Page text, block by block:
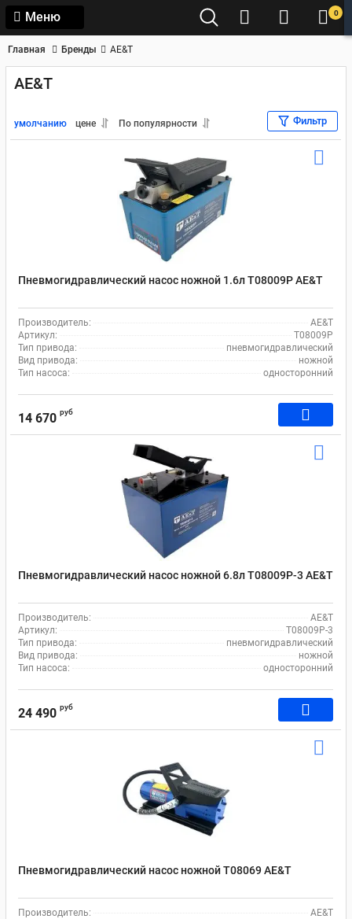
Меню 0
Главная Бренды AE&T
AE&T
умолчанию цене По популярности Фильтр
Пневмогидравлический насос ножной 1.6л T08009P AE&T
Производитель:
AE&T
Артикул:
T08009P
Тип привода:
пневмогидравлический
Вид привода:
ножной
Тип насоса:
односторонний
14 670 руб
Пневмогидравлический насос ножной 6.8л T08009P-3 AE&T
Производитель:
AE&T
Артикул:
T08009P-3
Тип привода:
пневмогидравлический
Вид привода:
ножной
Тип насоса:
односторонний
24 490 руб
Пневмогидравлический насос ножной T08069 AE&T
Производитель:
AE&T